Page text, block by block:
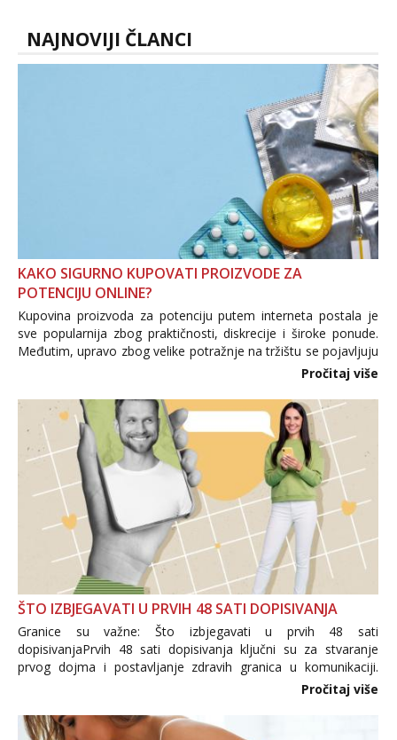
NAJNOVIJI ČLANCI
KAKO SIGURNO KUPOVATI PROIZVODE ZA
POTENCIJU ONLINE?
Kupovina proizvoda za potenciju putem interneta postala je
sve popularnija zbog praktičnosti, diskrecije i široke ponude.
Međutim, upravo zbog velike potražnje na tržištu se pojavljuju
i brojni krivotvoreni proizvodi, nepouzdane internetske
Pročitaj više
ŠTO IZBJEGAVATI U PRVIH 48 SATI DOPISIVANJA
Granice su važne: Što izbjegavati u prvih 48 sati
dopisivanjaPrvih 48 sati dopisivanja ključni su za stvaranje
prvog dojma i postavljanje zdravih granica u komunikaciji.
Važno je izbjeći prebrzo otkrivanje osobnih ili intimnih
informacija, jer nepoznata osoba još nije zaslužila to
povjerenje. Takođe...
Pročitaj više